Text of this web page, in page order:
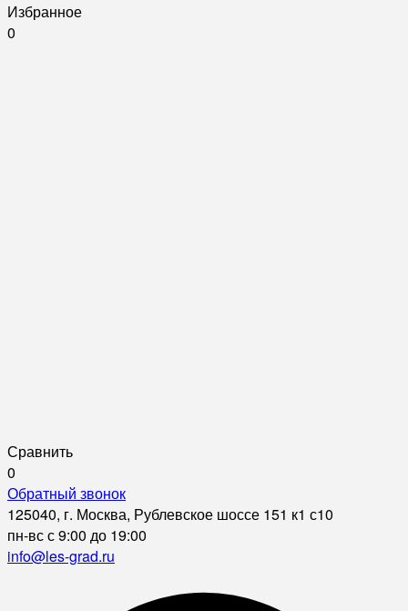
Избранное
0
Сравнить
0
Обратный звонок
125040, г. Москва, Рублевское шоссе 151 к1 с10
пн-вс с 9:00 до 19:00
info@les-grad.ru